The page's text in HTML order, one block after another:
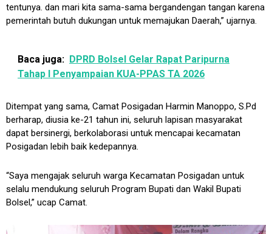
tentunya. dan mari kita sama-sama bergandengan tangan karena
pemerintah butuh dukungan untuk memajukan Daerah,” ujarnya.
Baca juga: DPRD Bolsel Gelar Rapat Paripurna
Tahap I Penyampaian KUA-PPAS TA 2026
Ditempat yang sama, Camat Posigadan Harmin Manoppo, S.Pd
berharap, diusia ke-21 tahun ini, seluruh lapisan masyarakat
dapat bersinergi, berkolaborasi untuk mencapai kecamatan
Posigadan lebih baik kedepannya.
“Saya mengajak seluruh warga Kecamatan Posigadan untuk
selalu mendukung seluruh Program Bupati dan Wakil Bupati
Bolsel,” ucap Camat.